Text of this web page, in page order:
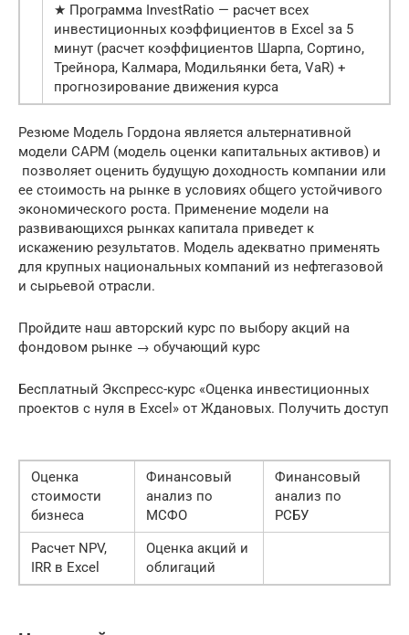
★ Программа InvestRatio — расчет всех
инвестиционных коэффициентов в Excel за 5
минут (расчет коэффициентов Шарпа, Сортино,
Трейнора, Калмара, Модильянки бета, VaR) +
прогнозирование движения курса
Резюме Модель Гордона является альтернативной
модели CAPM (модель оценки капитальных активов) и
позволяет оценить будущую доходность компании или
ее стоимость на рынке в условиях общего устойчивого
экономического роста. Применение модели на
развивающихся рынках капитала приведет к
искажению результатов. Модель адекватно применять
для крупных национальных компаний из нефтегазовой
и сырьевой отрасли.
Пройдите наш авторский курс по выбору акций на
фондовом рынке → обучающий курс
Бесплатный Экспресс-курс «Оценка инвестиционных
проектов с нуля в Excel» от Ждановых. Получить доступ
Оценка
стоимости
бизнеса
Финансовый
анализ по
МСФО
Финансовый
анализ по
РСБУ
Расчет NPV,
IRR в Excel
Оценка акций и
облигаций